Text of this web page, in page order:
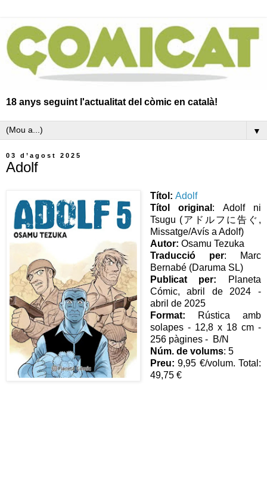
18 anys seguint l'actualitat del còmic en català!
▼
03 d’agost 2025
Adolf
Títol: Adolf
Títol original : Adolf ni
Tsugu (アドルフに告ぐ,
Missatge/Avís a Adolf)
Autor: Osamu Tezuka
Traducció per: Marc
Bernabé (Daruma SL)
Publicat per: Planeta
Cómic, abril de 2024 -
abril de 2025
Format: Rústica amb
solapes - 12,8 x 18 cm -
256 pàgines - B/N
Núm. de volums: 5
Preu:9,95 €/volum. Total:
49,75 €